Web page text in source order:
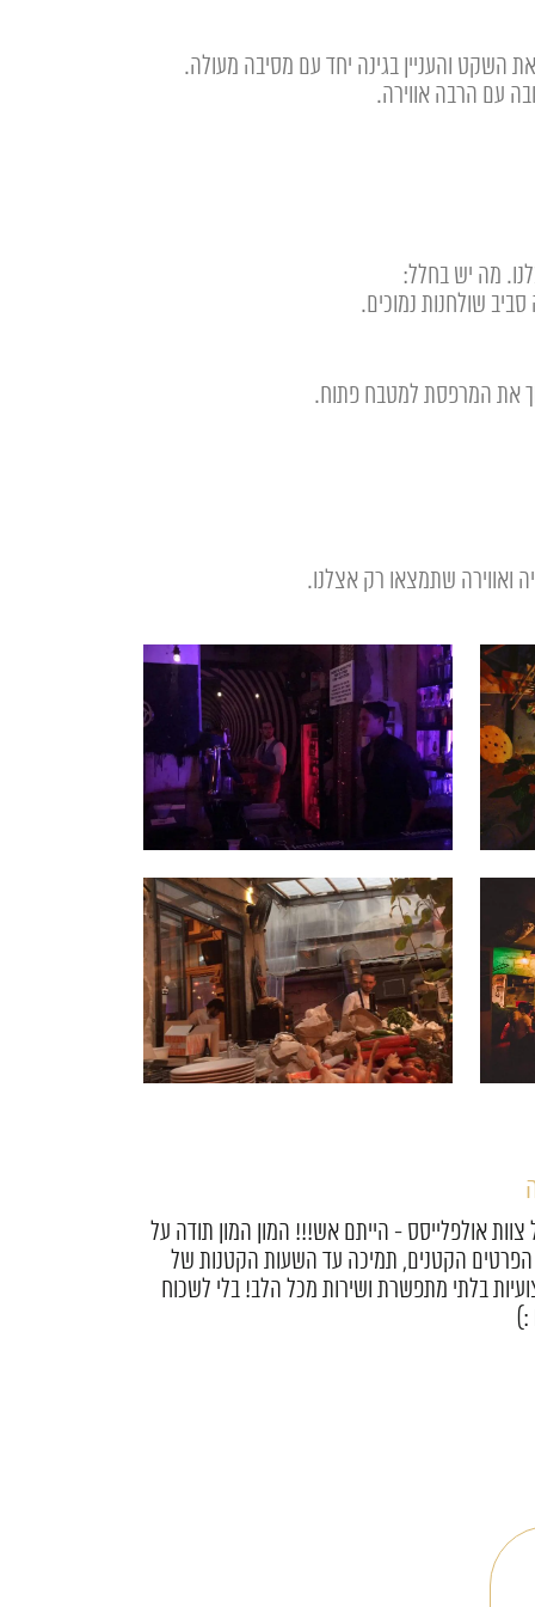
השקט והעניין בגינה יחד עם מסיבה מעולה.
עם הרבה אווירה.
מה יש בחלל:
שולחנות נמוכים.
את המרפסת למטבח פתוח.
ואווירה שתמצאו רק אצלנו.
היקרים, אז אחרי שהתאוששנו אנחנו רוצים
ערב מהסרטים!! חתונה בדיוק כמו שחלמנו! היה
מקצועיים, יצירתיים, אדיבים והכי חשוב אנשים